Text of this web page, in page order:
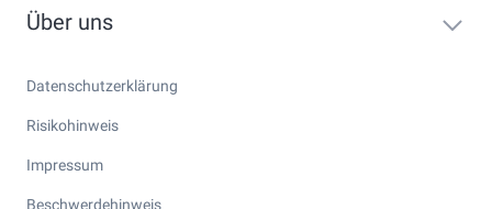
Über uns
Datenschutzerklärung
Risikohinweis
Impressum
Beschwerdehinweis